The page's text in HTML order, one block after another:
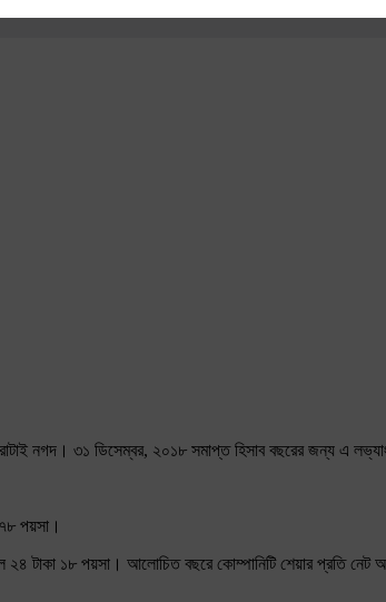
নগদ। ৩১ ডিসেম্বর, ২০১৮ সমাপ্ত হিসাব বছরের জন্য এ
পয়সা।
টাকা ১৮ পয়সা। আলোচিত বছরে কোম্পানিটি শেয়ার প্রতি